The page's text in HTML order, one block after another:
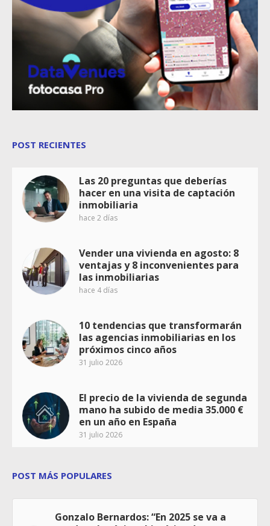
POST RECIENTES
Las 20 preguntas que deberías
hacer en una visita de captación
inmobiliaria
hace 2 días
Vender una vivienda en agosto: 8
ventajas y 8 inconvenientes para
las inmobiliarias
hace 4 días
10 tendencias que transformarán
las agencias inmobiliarias en los
próximos cinco años
31 julio 2026
El precio de la vivienda de segunda
mano ha subido de media 35.000 €
en un año en España
31 julio 2026
POST MÁS POPULARES
Gonzalo Bernardos: “En 2025 se va a